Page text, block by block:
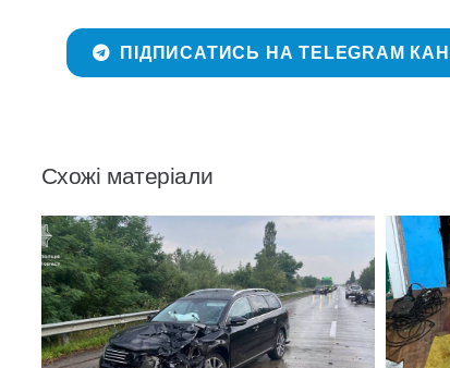
ПІДПИСАТИСЬ НА TELEGRAM
Схожі матеріали